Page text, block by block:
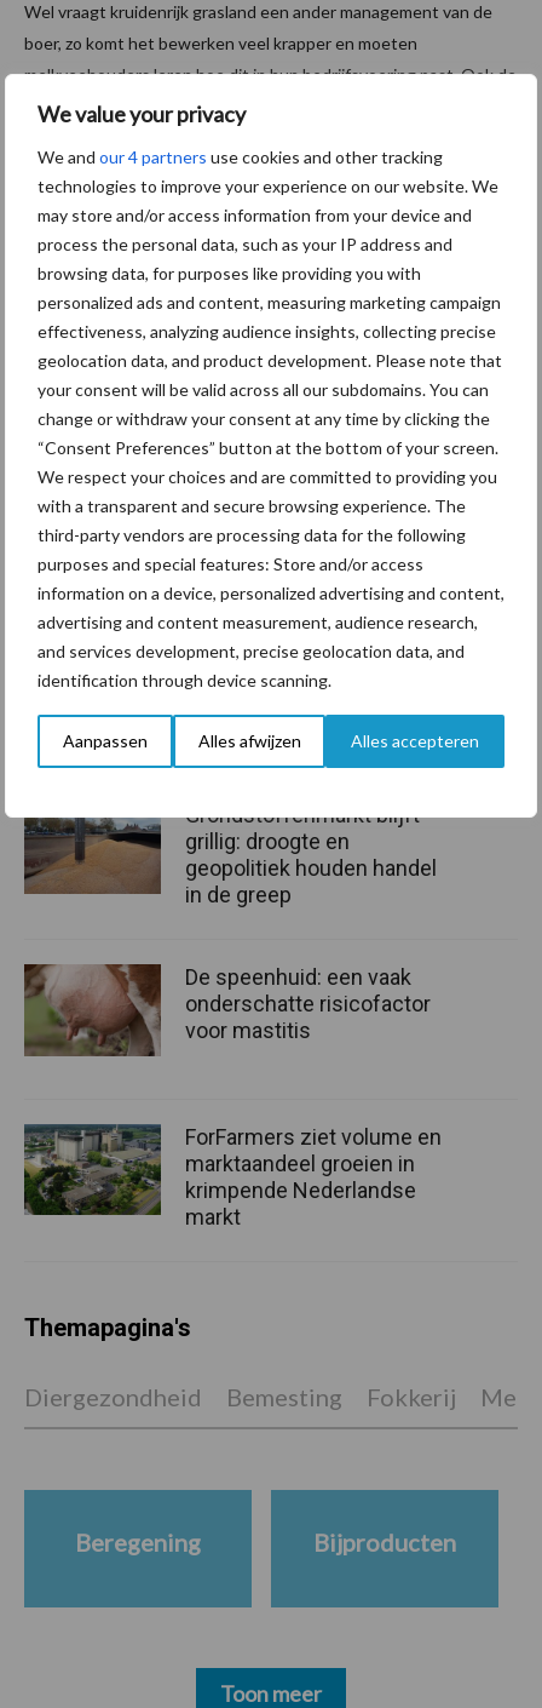
We value your privacy
We and our 4 partners use cookies and other tracking
technologies to improve your experience on our website. We
may store and/or access information from your device and
process the personal data, such as your IP address and
browsing data, for purposes like providing you with
personalized ads and content, measuring marketing campaign
effectiveness, analyzing audience insights, collecting precise
geolocation data, and product development. Please note that
your consent will be valid across all our subdomains. You can
change or withdraw your consent at any time by clicking the
“Consent Preferences” button at the bottom of your screen.
We respect your choices and are committed to providing you
with a transparent and secure browsing experience. The
third-party vendors are processing data for the following
purposes and special features: Store and/or access
information on a device, personalized advertising and content,
advertising and content measurement, audience research,
and services development, precise geolocation data, and
identification through device scanning.
Aanpassen Alles afwijzen Alles accepteren
Wel vraagt kruidenrijk grasland een ander management van de
boer, zo komt het bewerken veel krapper en moeten
melkveehouders leren hoe dit in hun bedrijfsvoering past. Ook de
aanschaf kosten van het zaad ligt een heel stuk hoger dan de
Dit seizoen biedt 1001ha voor het eerst ook mengsels aan voor
extensief beheerde weilanden voor jongvee. Drie
doorzaaimengsels van leverancier Cruydthoeck worden
toegevoegd. Dit zijn mengsels met autochtone kruiden, bloemen
en klavers waarmee nog meer natuurwaarde kan worden
bereikt. We zijn blij met deze samenwerking.
Mijlpaal! Dit zaaiseizoen wordt de
5000 hectare bereikt
Met dank aan bijdragen van vele donateurs, het ministerie LNV,
11 provincies en 5 gemeenten is er de afgelopen 3,5 jaar al bijna
4.900 hectare ingezaaid in het hele land. Omdat driekwart van de
te hebben, is het bereik van de actie nog veel groter.
Bron:Urgenda
Aanbevolen voor jou!
Grondstoffenmarkt blijft
grillig: droogte en
geopolitiek houden handel
in de greep
De speenhuid: een vaak
onderschatte risicofactor
voor mastitis
ForFarmers ziet volume en
marktaandeel groeien in
krimpende Nederlandse
markt
Themapagina's
Diergezondheid Bemesting Fokkerij
Beregening Bijproducten
Toon meer